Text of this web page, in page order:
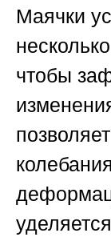
Маячки
чтобы